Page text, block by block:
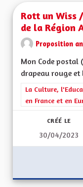
Rott un Wiss
de la Région
Proposition
Mon Code postal
drapeau rouge
Filtrer les
La Culture,
en France et en
CRÉÉ LE
30/04/2023